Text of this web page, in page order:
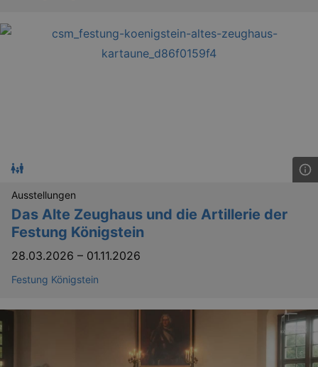
Ausstellungen
Das Alte Zeughaus und die Artillerie der
Festung Königstein
28.03.2026 – 01.11.2026
Festung Königstein